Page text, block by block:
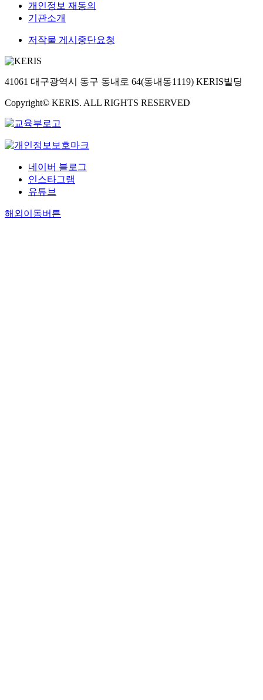
개인정보 재동의
기관소개
저작물 게시중단요청
41061 대구광역시 동구 동내로 64(동내동1119) KERIS빌딩
Copyright© KERIS. ALL RIGHTS RESERVED
네이버 블로그
인스타그램
유튜브
해외이동버튼